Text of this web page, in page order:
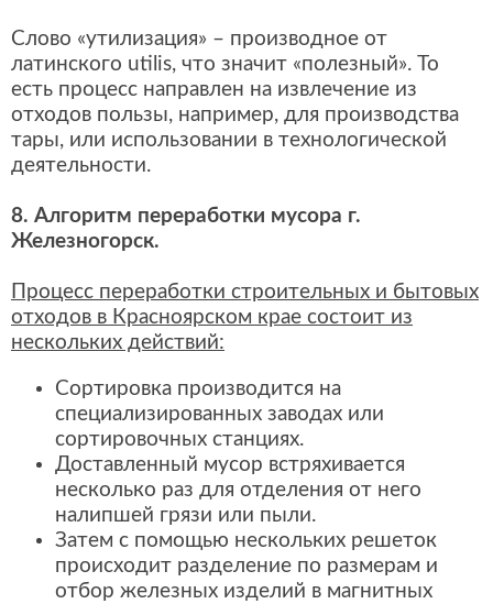
Слово «утилизация» – производное от
латинского utilis, что значит «полезный». То
есть процесс направлен на извлечение из
отходов пользы, например, для производства
тары, или использовании в технологической
деятельности.
8. Алгоритм переработки мусора г.
Железногорск.
Процесс переработки строительных и бытовых
отходов в Красноярском крае состоит из
нескольких действий:
Сортировка производится на
специализированных заводах или
сортировочных станциях.
Доставленный мусор встряхивается
несколько раз для отделения от него
налипшей грязи или пыли.
Затем с помощью нескольких решеток
происходит разделение по размерам и
отбор железных изделий в магнитных